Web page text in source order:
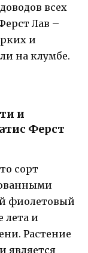
всех
Лав –
и
на клумбе.
и
Ферст
сорт
фиолетовый
лета и
Растение
является